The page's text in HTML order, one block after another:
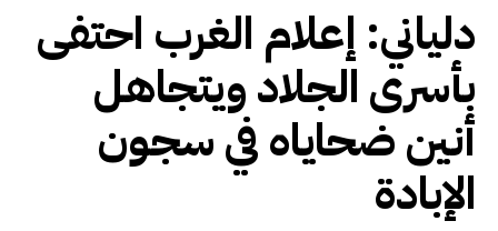
دلياني: إعلام الغرب احتفى
بأسرى الجلاد ويتجاهل
أنين ضحاياه في سجون
الإبادة